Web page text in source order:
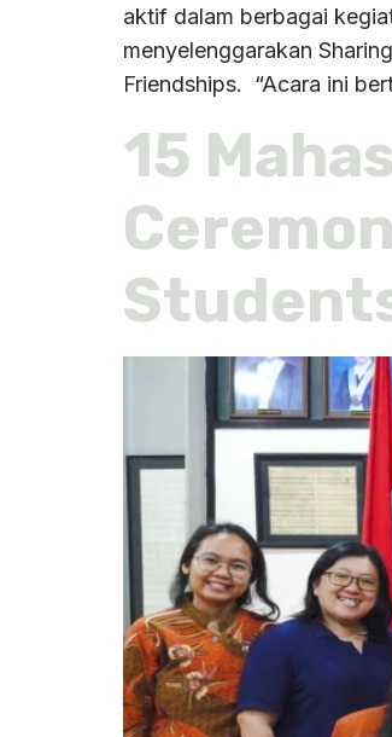
aktif dalam berbagai
menyelenggarakan
Friendships. “Acara ini
15